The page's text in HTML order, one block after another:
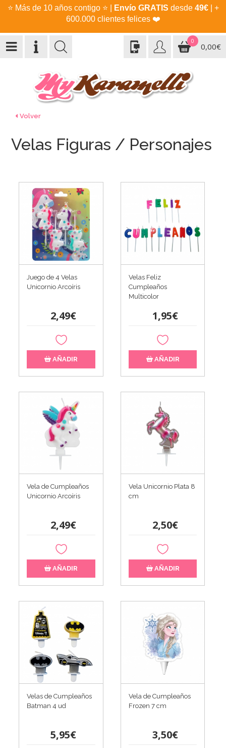
⭐ Más de 10 años contigo ⭐ Envío GRATIS desde 49€| +
600.000 clientes felices ❤️
0
0,00€
Volver
Velas Figuras / Personajes
Juego de 4 Velas
Unicornio Arcoíris
2,49€
AÑADIR
Velas Feliz
Cumpleaños
Multicolor
1,95€
AÑADIR
Vela de Cumpleaños
Unicornio Arcoíris
2,49€
AÑADIR
Vela Unicornio Plata 8
cm
2,50€
AÑADIR
Velas de Cumpleaños
Batman 4 ud
5,95€
Vela de Cumpleaños
Frozen 7 cm
3,50€